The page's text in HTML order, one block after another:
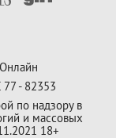
- 82353
по надзору в
и массовых
18+